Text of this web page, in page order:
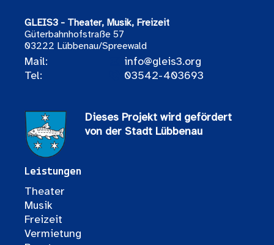
GLEIS3 - Theater, Musik, Freizeit
Güterbahnhofstraße 57
03222 Lübbenau/Spreewald
Mail:
info@gleis3.org
Tel:
03542-403693
Dieses Projekt wird gefördert
von der Stadt Lübbenau
Leistungen
Theater
Musik
Freizeit
Vermietung